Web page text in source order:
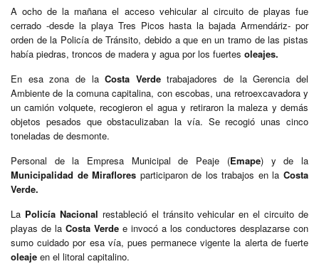
A ocho de la mañana el acceso vehicular al circuito de playas fue
cerrado -desde la playa Tres Picos hasta la bajada Armendáriz- por
orden de la Policía de Tránsito, debido a que en un tramo de las pistas
había piedras, troncos de madera y agua por los fuertes oleajes.
En esa zona de laCosta Verdetrabajadores de la Gerencia del
Ambiente de la comuna capitalina, con escobas, una retroexcavadora y
un camión volquete, recogieron el agua y retiraron la maleza y demás
objetos pesados que obstaculizaban la vía. Se recogió unas cinco
toneladas de desmonte.
Personal de la Empresa Municipal de Peaje (Emape) y de la
Municipalidad de Miraflores participaron de los trabajos en laCosta
Verde.
La Policía Nacional restableció el tránsito vehicular en el circuito de
playas de la Costa Verde e invocó a los conductores desplazarse con
sumo cuidado por esa vía, pues permanece vigente la alerta de fuerte
oleaje en el litoral capitalino.